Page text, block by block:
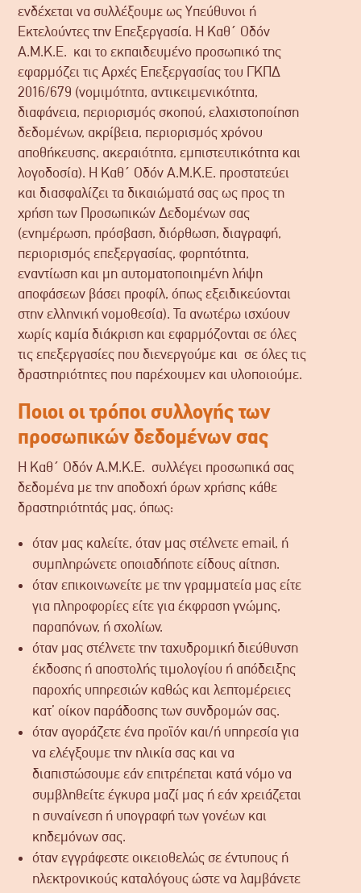
ενδέχεται να συλλέξουμε ως Υπεύθυνοι ή
Εκτελούντες την Επεξεργασία. Η Καθ΄ Οδόν
Α.Μ.Κ.Ε. και το εκπαιδευμένο προσωπικό της
εφαρμόζει τις Αρχές Επεξεργασίας του ΓΚΠΔ
2016/679 (νομιμότητα, αντικειμενικότητα,
διαφάνεια, περιορισμός σκοπού, ελαχιστοποίηση
δεδομένων, ακρίβεια, περιορισμός χρόνου
αποθήκευσης, ακεραιότητα, εμπιστευτικότητα και
λογοδοσία). Η Καθ΄ Οδόν Α.Μ.Κ.Ε. προστατεύει
και διασφαλίζει τα δικαιώματά σας ως προς τη
χρήση των Προσωπικών Δεδομένων σας
(ενημέρωση, πρόσβαση, διόρθωση, διαγραφή,
περιορισμός επεξεργασίας, φορητότητα,
εναντίωση και μη αυτοματοποιημένη λήψη
αποφάσεων βάσει προφίλ, όπως εξειδικεύονται
στην ελληνική νομοθεσία). Τα ανωτέρω ισχύουν
χωρίς καμία διάκριση και εφαρμόζονται σε όλες
τις επεξεργασίες που διενεργούμε και σε όλες τις
δραστηριότητες που παρέχουμεν και υλοποιούμε.
Ποιοι οι τρόποι συλλογής των
προσωπικών δεδομένων σας
Η Καθ΄ Οδόν Α.Μ.Κ.Ε. συλλέγει προσωπικά σας
δεδομένα με την αποδοχή όρων χρήσης κάθε
δραστηριότητάς μας, όπως:
όταν μας καλείτε, όταν μας στέλνετε email, ή
συμπληρώνετε οποιαδήποτε είδους αίτηση.
όταν επικοινωνείτε με την γραμματεία μας είτε
για πληροφορίες είτε για έκφραση γνώμης,
παραπόνων, ή σχολίων.
όταν μας στέλνετε την ταχυδρομική διεύθυνση
έκδοσης ή αποστολής τιμολογίου ή απόδειξης
παροχής υπηρεσιών καθώς και λεπτομέρειες
κατ’ οίκον παράδοσης των συνδρομών σας.
όταν αγοράζετε ένα προϊόν και/ή υπηρεσία για
να ελέγξουμε την ηλικία σας και να
διαπιστώσουμε εάν επιτρέπεται κατά νόμο να
συμβληθείτε έγκυρα μαζί μας ή εάν χρειάζεται
η συναίνεση ή υπογραφή των γονέων και
κηδεμόνων σας.
όταν εγγράφεστε οικειοθελώς σε έντυπους ή
ηλεκτρονικούς καταλόγους ώστε να λαμβάνετε